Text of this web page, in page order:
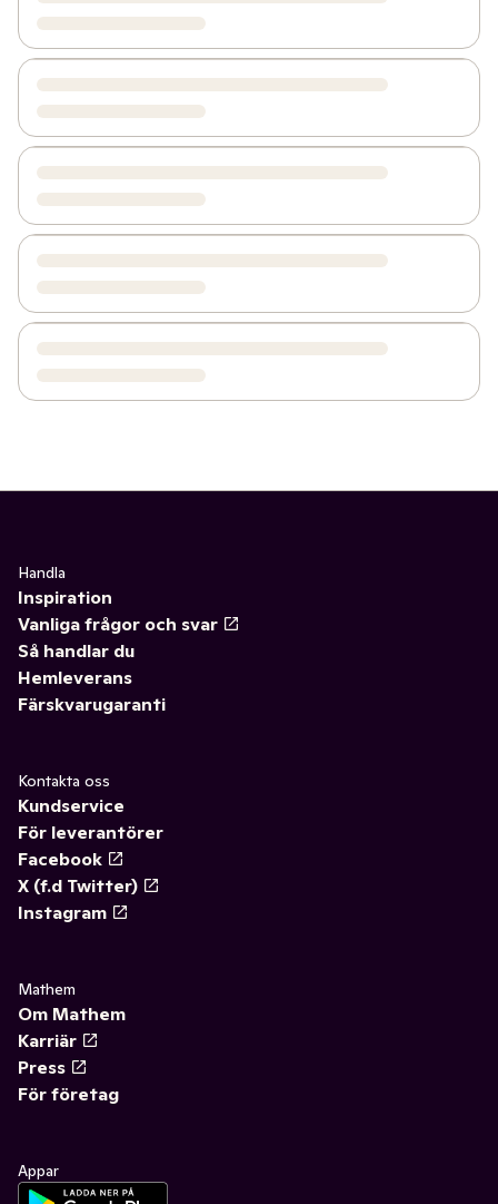
Handla
Inspiration
Vanliga frågor och svar
Så handlar du
Hemleverans
Färskvarugaranti
Kontakta oss
Kundservice
För leverantörer
Facebook
X (f.d Twitter)
Instagram
Mathem
Om Mathem
Karriär
Press
För företag
Appar